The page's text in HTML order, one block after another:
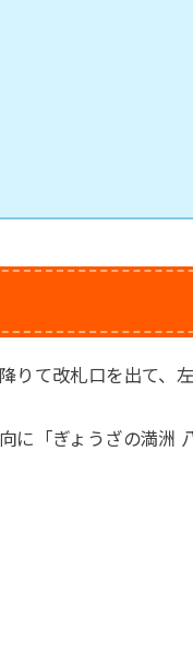
りて改札口を出て、
に「ぎょうざの満洲